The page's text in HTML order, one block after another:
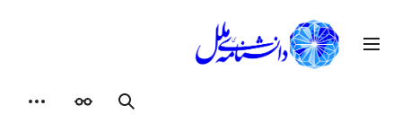
محتوامنوی اصلی
جستجوظاهر